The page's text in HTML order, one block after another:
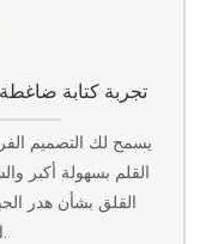
تجربة كتابة
يسمح لك التصميم
القلم بسهولة أكبر
القلق بشأن هدر
القوة المفرطة.